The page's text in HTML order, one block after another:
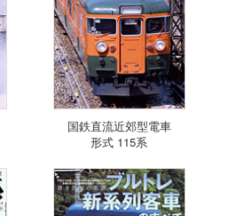
国鉄直流近郊型電車
形式 115系